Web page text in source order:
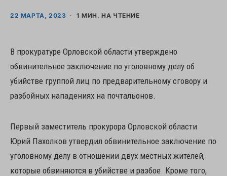
22 МАРТА, 2023 1 МИН. НА ЧТЕНИЕ
В прокуратуре Орловской области утверждено
обвинительное заключение по уголовному делу об
убийстве группой лиц по предварительному сговору и
разбойных нападениях на почтальонов.
Первый заместитель прокурора Орловской области
Юрий Пахолков утвердил обвинительное заключение по
уголовному делу в отношении двух местных жителей,
которые обвиняются в убийстве и разбое. Кроме того,